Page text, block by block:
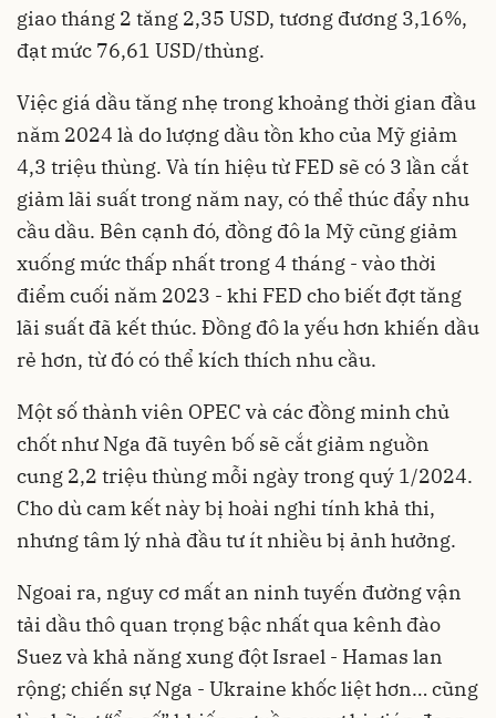
giao tháng 2 tăng 2,35 USD, tương đương 3,16%,
đạt mức 76,61 USD/thùng.
Việc giá dầu tăng nhẹ trong khoảng thời gian đầu
năm 2024 là do lượng dầu tồn kho của Mỹ giảm
4,3 triệu thùng. Và tín hiệu từ FED sẽ có 3 lần cắt
giảm lãi suất trong năm nay, có thể thúc đẩy nhu
cầu dầu. Bên cạnh đó, đồng đô la Mỹ cũng giảm
xuống mức thấp nhất trong 4 tháng - vào thời
điểm cuối năm 2023 - khi FED cho biết đợt tăng
lãi suất đã kết thúc. Đồng đô la yếu hơn khiến dầu
rẻ hơn, từ đó có thể kích thích nhu cầu.
Một số thành viên OPEC và các đồng minh chủ
chốt như Nga đã tuyên bố sẽ cắt giảm nguồn
cung 2,2 triệu thùng mỗi ngày trong quý 1/2024.
Cho dù cam kết này bị hoài nghi tính khả thi,
nhưng tâm lý nhà đầu tư ít nhiều bị ảnh hưởng.
Ngoai ra, nguy cơ mất an ninh tuyến đường vận
tải dầu thô quan trọng bậc nhất qua kênh đào
Suez và khả năng xung đột Israel - Hamas lan
rộng; chiến sự Nga - Ukraine khốc liệt hơn… cũng